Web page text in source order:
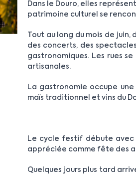
Dans le Douro, elles
patrimoine culturel se
Tout au long du mois de
des concerts, des
gastronomiques. Les rues
artisanales.
La gastronomie occupe
maïs traditionnel et vins du
Le cycle festif débute avec
appréciée comme fête des
Quelques jours plus tard